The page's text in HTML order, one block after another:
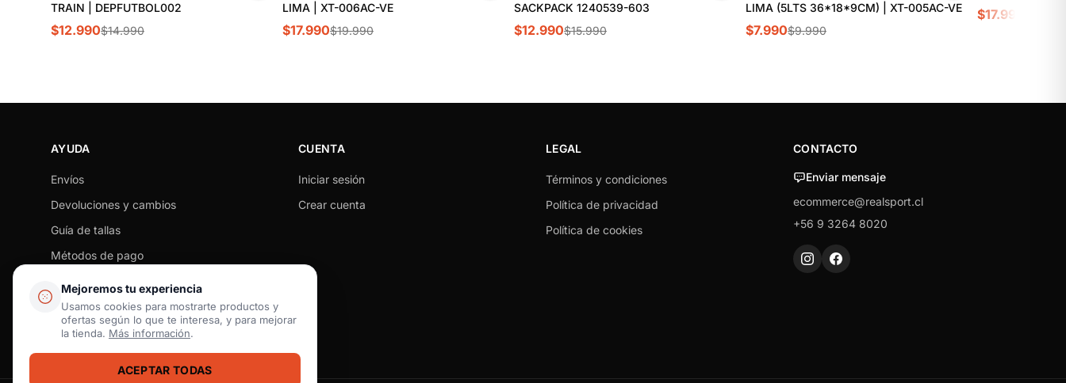
Mejoremos tu experiencia
Usamos cookies para mostrarte productos y
ofertas según lo que te interesa, y para mejorar
la tienda. Más información.
ACEPTAR TODAS
TRAIN | DEPFUTBOL002
$12.990$14.990
LIMA | XT-006AC-VE
$17.990$19.990
SACKPACK 1240539-603
$12.990$15.990
LIMA (5LTS 36*18*9CM) | XT-005AC-VE
$7.990$9.990
$17.990
AYUDA
Envíos
Devoluciones y cambios
Guía de tallas
Métodos de pago
Preguntas frecuentes
Contacto
CUENTA
Iniciar sesión
Crear cuenta
LEGAL
Términos y condiciones
Política de privacidad
Política de cookies
CONTACTO
Enviar mensaje
ecommerce@realsport.cl
+56 9 3264 8020